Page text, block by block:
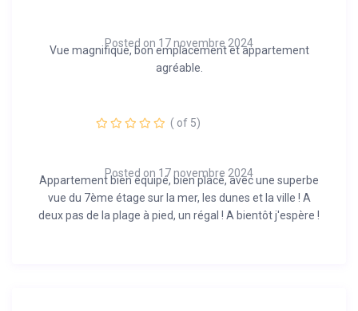
Posted on 17 novembre 2024
Vue magnifique, bon emplacement et appartement
agréable.
Posted on 17 novembre 2024
( of 5)
Appartement bien équipé, bien placé, avec une superbe
vue du 7ème étage sur la mer, les dunes et la ville ! A
deux pas de la plage à pied, un régal ! A bientôt j'espère !